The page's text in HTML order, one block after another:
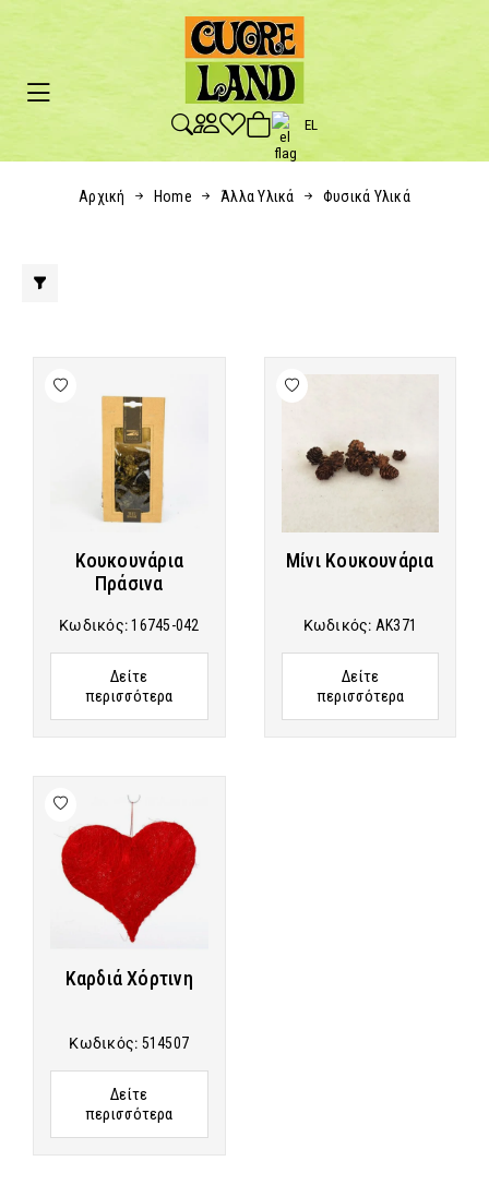
EL
Αρχική Home Άλλα Υλικά Φυσικά Υλικά
Κουκουνάρια
Πράσινα
Κωδικός:16745-042
Δείτε
περισσότερα
Μίνι Κουκουνάρια
Κωδικός: AK371
Δείτε
περισσότερα
Καρδιά Χόρτινη
Κωδικός: 514507
Δείτε
περισσότερα